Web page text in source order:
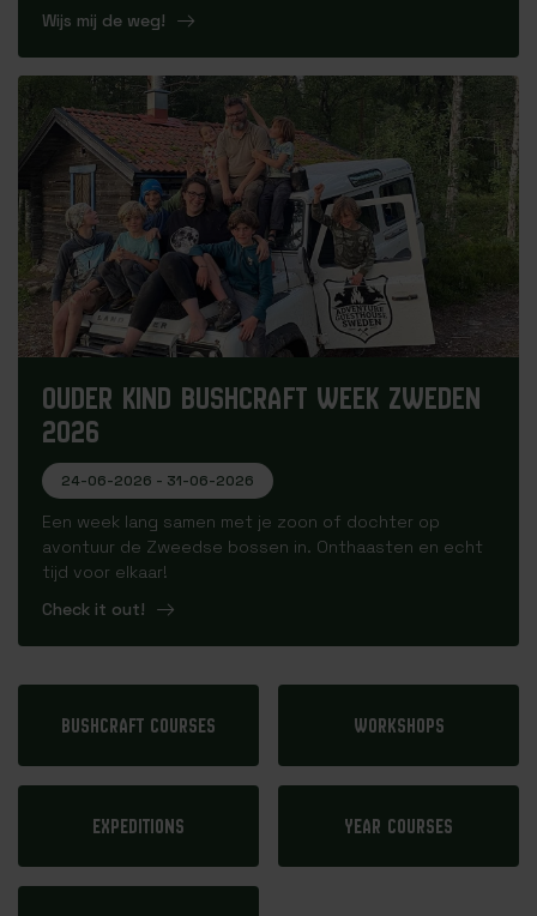
Wijs mij de weg!
OUDER KIND BUSHCRAFT WEEK ZWEDEN
2026
24-06-2026 - 31-06-2026
Een week lang samen met je zoon of dochter op
avontuur de Zweedse bossen in. Onthaasten en echt
tijd voor elkaar!
Check it out!
Bushcraft courses Workshops
Expeditions Year courses